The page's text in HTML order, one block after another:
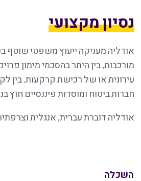
נסיון מקצועי
אודליה מעניקה ייעוץ משפטי שוטף
מורכבות, בין היתר בהסכמי מימון
עירונית או של רכישת קרקעות. בין
חברות ביטוח ומוסדות פיננסיים חוץ
אודליה דוברת עברית, אנגלית
השכלה